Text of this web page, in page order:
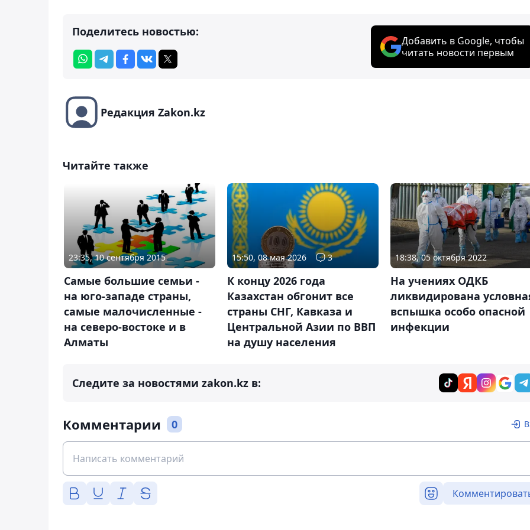
Поделитесь новостью:
Добавить в Google, чтобы
читать новости первым
Редакция Zakon.kz
Читайте также
23:35, 10 сентября 2015
Самые большие семьи -
на юго-западе страны,
самые малочисленные -
на северо-востоке и в
Алматы
15:50, 08 мая 2026 3
К концу 2026 года
Казахстан обгонит все
страны СНГ, Кавказа и
Центральной Азии по ВВП
на душу населения
18:38, 05 октября 2022
На учениях ОДКБ
ликвидирована
вспышка особо опасной
инфекции
Следите за новостями zakon.kz в:
Комментарии 0